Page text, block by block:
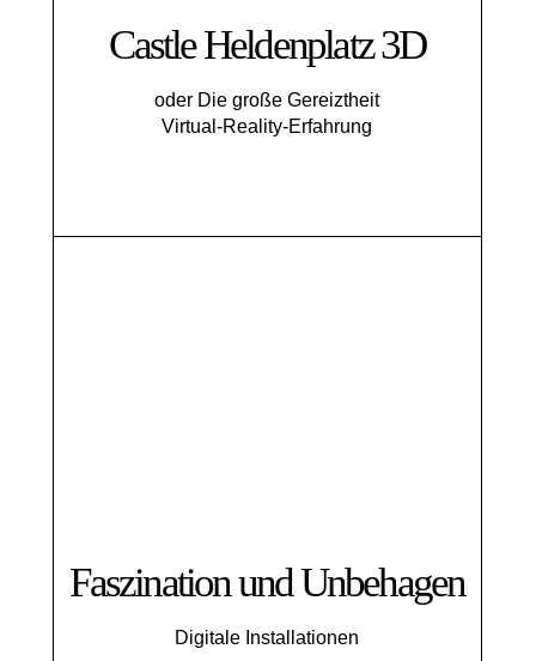
Castle Heldenplatz 3D
oder Die große Gereiztheit
Virtual-Reality-Erfahrung
Faszination und Unbehagen
Digitale Installationen